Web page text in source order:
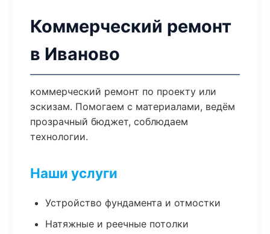
Коммерческий ремонт
в Иваново
коммерческий ремонт по проекту или
эскизам. Помогаем с материалами, ведём
прозрачный бюджет, соблюдаем
технологии.
Наши услуги
Устройство фундамента и отмостки
Натяжные и реечные потолки